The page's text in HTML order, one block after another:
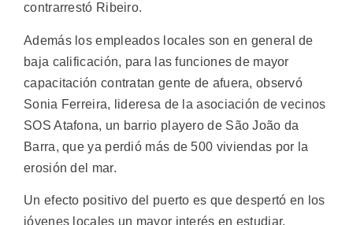
contrarrestó Ribeiro.
Además los empleados locales son en general de
baja calificación, para las funciones de mayor
capacitación contratan gente de afuera, observó
Sonia Ferreira, lideresa de la asociación de vecinos
SOS Atafona, un barrio playero de São João da
Barra, que ya perdió más de 500 viviendas por la
erosión del mar.
Un efecto positivo del puerto es que despertó en los
jóvenes locales un mayor interés en estudiar,